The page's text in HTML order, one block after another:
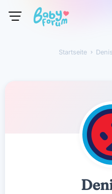
Startseite ›